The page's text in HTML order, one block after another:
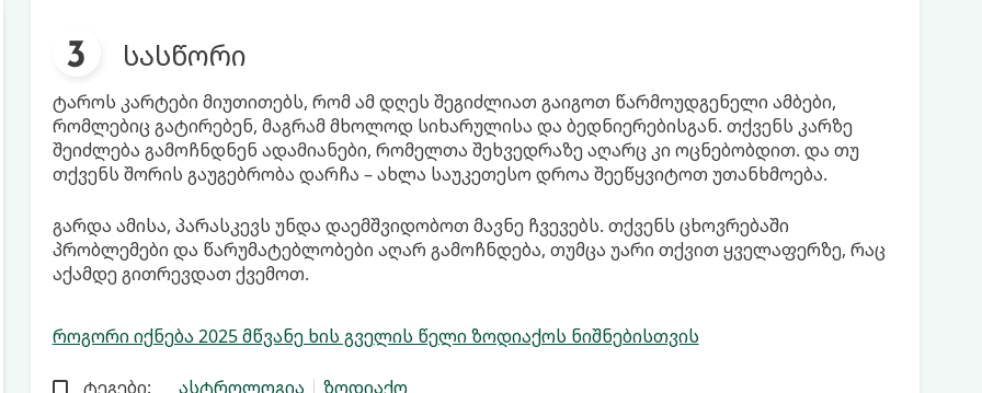
სასწორი
ტაროს კარტები მიუთითებს, რომ ამ დღეს შეგიძლიათ გაიგოთ წარმოუდგენელი ამბები,
რომლებიც გატირებენ, მაგრამ მხოლოდ სიხარულისა და ბედნიერებისგან. თქვენს კარზე
შეიძლება გამოჩნდნენ ადამიანები, რომელთა შეხვედრაზე აღარც კი ოცნებობდით. და თუ
თქვენს შორის გაუგებრობა დარჩა – ახლა საუკეთესო დროა შეეწყვიტოთ უთანხმოება.
გარდა ამისა, პარასკევს უნდა დაემშვიდობოთ მავნე ჩვევებს. თქვენს ცხოვრებაში
პრობლემები და წარუმატებლობები აღარ გამოჩნდება, თუმცა უარი თქვით ყველაფერზე, რაც
აქამდე გითრევდათ ქვემოთ.
როგორი იქნება 2025 მწვანე ხის გველის წელი ზოდიაქოს ნიშნებისთვის
ტეგები: ასტროლოგია ზოდიაქო